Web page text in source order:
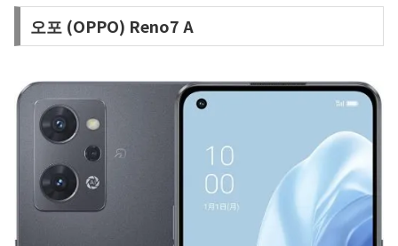
오포 (OPPO) Reno7 A